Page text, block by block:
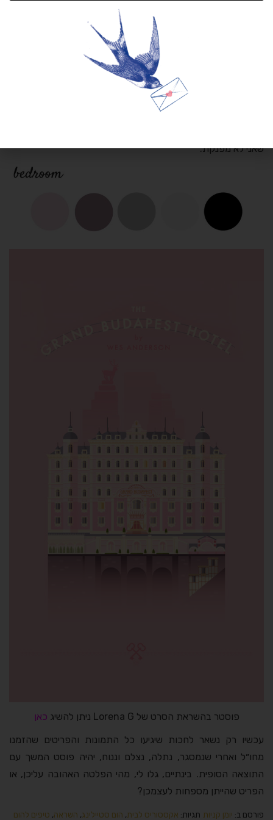
טווילינגן
אחרון חביב הוא חדר השינה. הזמנו וילון, כריות דקורטיביות, שידה
וידיות לשדרוג ואפילו מנורות צד יפייפיות. אבל אין לי תמונה של אף
אחת מהם ואנחנו עדיין בדיונים לגבי התמונות לחדר. לפעמים לוקח
זמן למצוא את התמונה הנכונה. אבל לא רציתי להשאיר אתכן
בעיניים ריקות, אז אני מצרפת את פלטת הצבעים ותמונה בהשראת
שאני לא מפנקת.
פוסטר בהשראת הסרט של Lorena G ניתן להשיג
כאן
עכשיו רק נשאר לחכות שיגיעו כל התמונות והפריטים שהזמנו
מחו״ל ואחרי שנמסגר, נתלה, נצלם וננוח, יהיה פוסט המשך עם
התוצאה הסופית. בינתיים, גלו לי, מהי הפלטה האהובה עליכן, או
הפריט שהייתן מספחות לעצמכן?
פורסם ב: יומן קניות תגיות: אקססוריס לבית, הום סטיילינג, השראה, טיפים להום